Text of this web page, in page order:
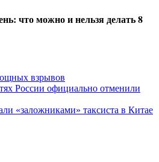
что можно и нельзя делать 8
взрывов
России официально отменили
«заложниками» таксиста в Китае